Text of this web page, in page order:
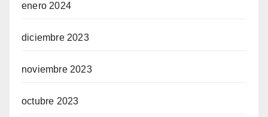
enero 2024
diciembre 2023
noviembre 2023
octubre 2023